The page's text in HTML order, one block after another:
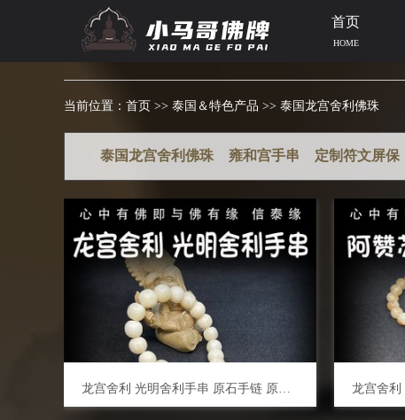
首页
HOME
当前位置： 首页 >> 泰国＆特色产品 >> 泰国龙宫舍利佛珠
泰国龙宫舍利佛珠 雍和宫手串 定制符文屏保
龙宫舍利 光明舍利手串 原石手链 原矿金刚 黑金刚 白灵骨 光明舍利 黑灵骨 财舍利 血舍利 跳出舍利 泰国佛牌